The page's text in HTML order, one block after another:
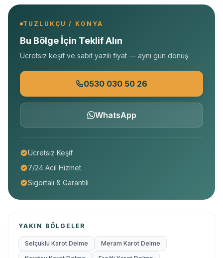
TUZLUKÇU / KONYA
Bu Bölge İçin Teklif Alın
Ücretsiz keşif ve sabit yazılı fiyat — aynı gün dönüş.
0530 030 50 26
WhatsApp
Ücretsiz Keşif
7/24 Acil Hizmet
Sigortalı & Garantili
YAKIN BÖLGELER
Selçuklu Karot Delme
Meram Karot Delme